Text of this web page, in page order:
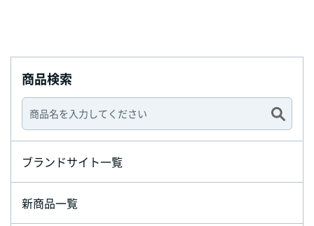
商品検索
ブランドサイト一覧
新商品一覧